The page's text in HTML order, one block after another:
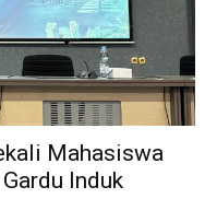
Mahasiswa
Induk